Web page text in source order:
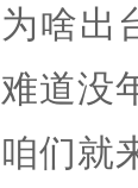
为啥出
难道没
咱们就